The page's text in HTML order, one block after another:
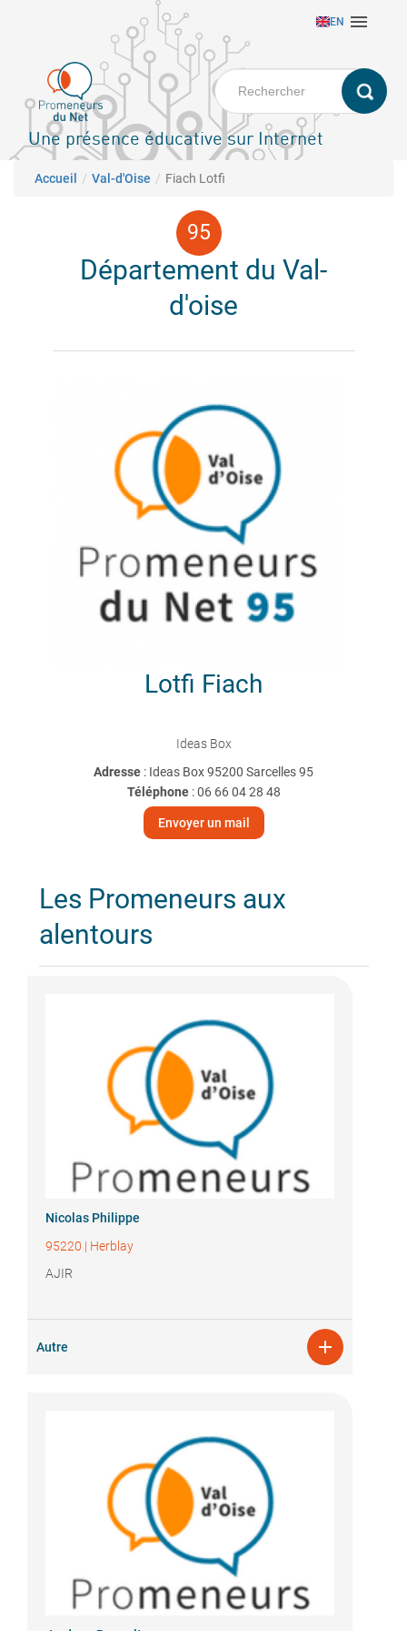
principal
EN 
Une présence éducative sur Internet
Fil d'Ariane
Accueil Val-d'Oise Fiach Lotfi
Département du Val-
d'oise
Lotfi Fiach
Ideas Box
Adresse : Ideas Box 95200 Sarcelles 95
Téléphone:06 66 04 28 48
Envoyer un mail
Les Promeneurs aux
alentours
Nicolas Philippe
95220 | Herblay
AJIR
Autre 